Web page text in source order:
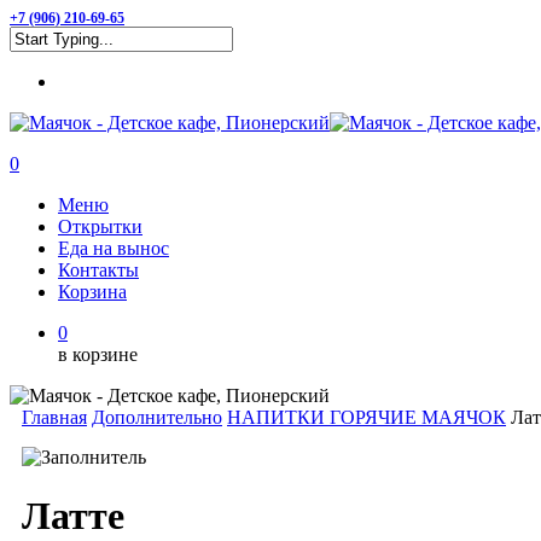
Skip
to
content
+7 (906) 210-69-65
Search
0
Меню
Открытки
Еда на вынос
Контакты
Корзина
0
в корзине
Главная Дополнительно НАПИТКИ ГОРЯЧИЕ МАЯЧОК
Латте